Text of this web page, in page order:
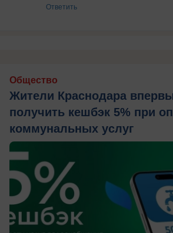
Ответить
Общество
Жители Краснодара
получить кешбэк 5% при
коммунальных услуг